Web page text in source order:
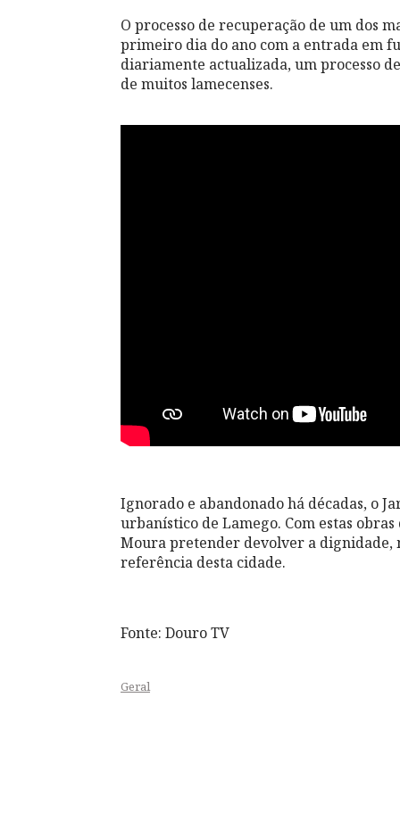
O processo de recuperação de um dos
primeiro dia do ano com a entrada em
diariamente actualizada, um processo
de muitos lamecenses.
Ignorado e abandonado há décadas, o
urbanístico de Lamego. Com estas
Moura pretender devolver a dignidade,
referência desta cidade.
Fonte: Douro TV
Geral